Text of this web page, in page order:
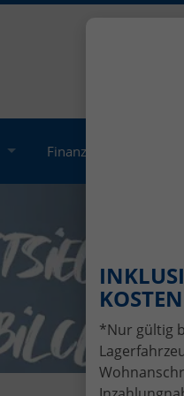
+49
Finanzierung
*Nur gültig